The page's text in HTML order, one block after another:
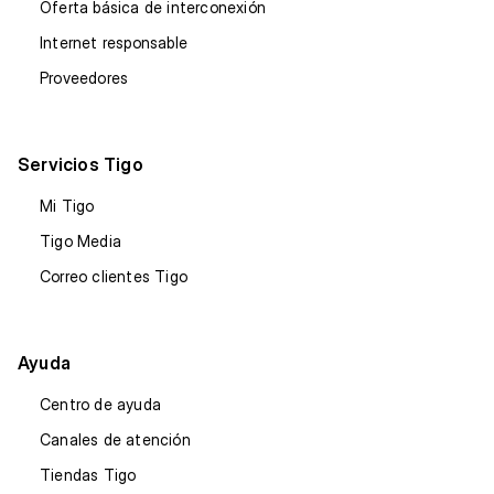
Oferta básica de interconexión
Internet responsable
Proveedores
Servicios Tigo
Mi Tigo
Tigo Media
Correo clientes Tigo
Ayuda
Centro de ayuda
Canales de atención
Tiendas Tigo